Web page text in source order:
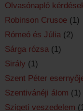
Olvasónapló
Robinson Crusoe (1)
Rómeó és Júlia (2)
Sárga rózsa (1)
Sirály (1)
Szent Péter
Szentivánéji álom (1)
Szigeti veszedelem